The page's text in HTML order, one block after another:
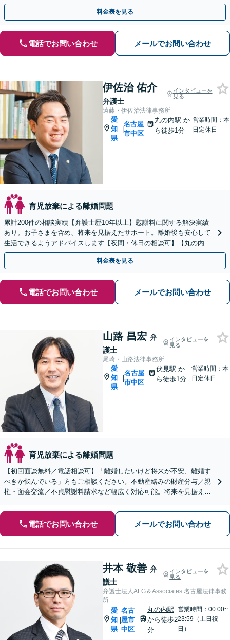
回相談30分無料】企業勤めの経験がある弁護士です。
料金表を見る
電話でお問い合わせ メールでお問い合わせ
伊佐治 佑介
弁護士
インタビューを
見る
遠藤・伊佐治法律事務所
愛
知
県
|
名古屋
市中区
丸の内駅か
ら徒歩1分
営業時間：本
日定休日
育児放棄による離婚問題
累計200件の相談実績【弁護士歴10年以上】慰謝料に関する解決実績
あり。お子さまを含め、将来を見据えたサポート。離婚後も安心して
生活できるようアドバイスします【夜間・休日の相談可】【丸の内駅
2分】
料金表を見る
電話でお問い合わせ メールでお問い合わせ
山路 昌宏 弁
護士
インタビューを
見る
尾崎・山路法律事務所
愛
知
県
|
名古屋
市中区
伏見駅 か
ら徒歩1分
営業時間：本
日定休日
育児放棄による離婚問題
【初回面談無料／電話相談可】「離婚したいけど将来が不安、離婚す
べきか悩んでいる」方もご相談ください。不動産絡みの財産分与／親
権・面会交流／不貞慰謝料請求など幅広く対応可能。将来を見据えた
電話でお問い合わせ メールでお問い合わせ
井本 敬善 弁
護士
インタビューを
見る
弁護士法人ALG＆Associates 名古屋法律事務
所
愛
知
県
|
名古
屋市
中区
丸の内駅
から徒歩2
分
営業時間：00:00~
23:59（土日祝
日）